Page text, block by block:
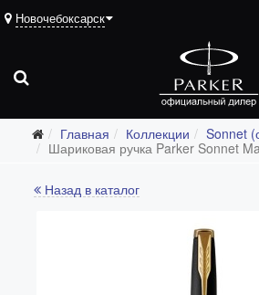
Новочебоксарск
Главная Коллекции
Sonnet
Шариковая ручка Parker Sonnet
Назад в каталог
Все коллекции
Ingenuity (от 35'305 р.)
Sonnet (от 13'000 р.)